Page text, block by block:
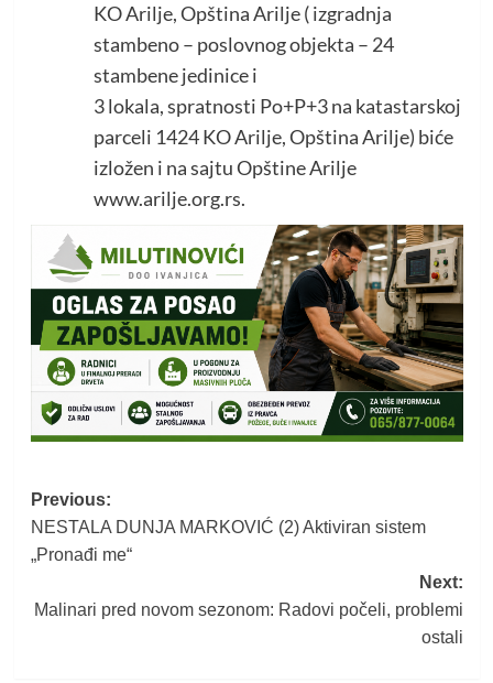
KO Arilje, Opština Arilje ( izgradnja
stambeno – poslovnog objekta – 24
stambene jedinice i
3 lokala, spratnosti Po+P+3 na katastarskoj
parceli 1424 KO Arilje, Opština Arilje) biće
izložen i na sajtu Opštine Arilje
www.arilje.org.rs.
Post
navigation
Previous:
NESTALA DUNJA MARKOVIĆ (2) Aktiviran sistem
„Pronađi me“
Next:
Malinari pred novom sezonom: Radovi počeli, problemi
ostali